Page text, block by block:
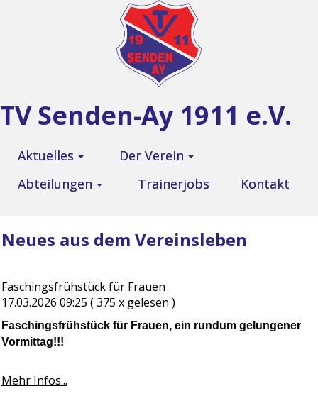
TV Senden-Ay 1911 e.V.
Aktuelles
Der Verein
Abteilungen
Trainerjobs Kontakt
Neues aus dem Vereinsleben
Faschingsfrühstück für Frauen
17.03.2026 09:25 ( 375 x gelesen )
Faschingsfrühstück für Frauen, ein rundum gelungener
Vormittag!!!
Mehr Infos...